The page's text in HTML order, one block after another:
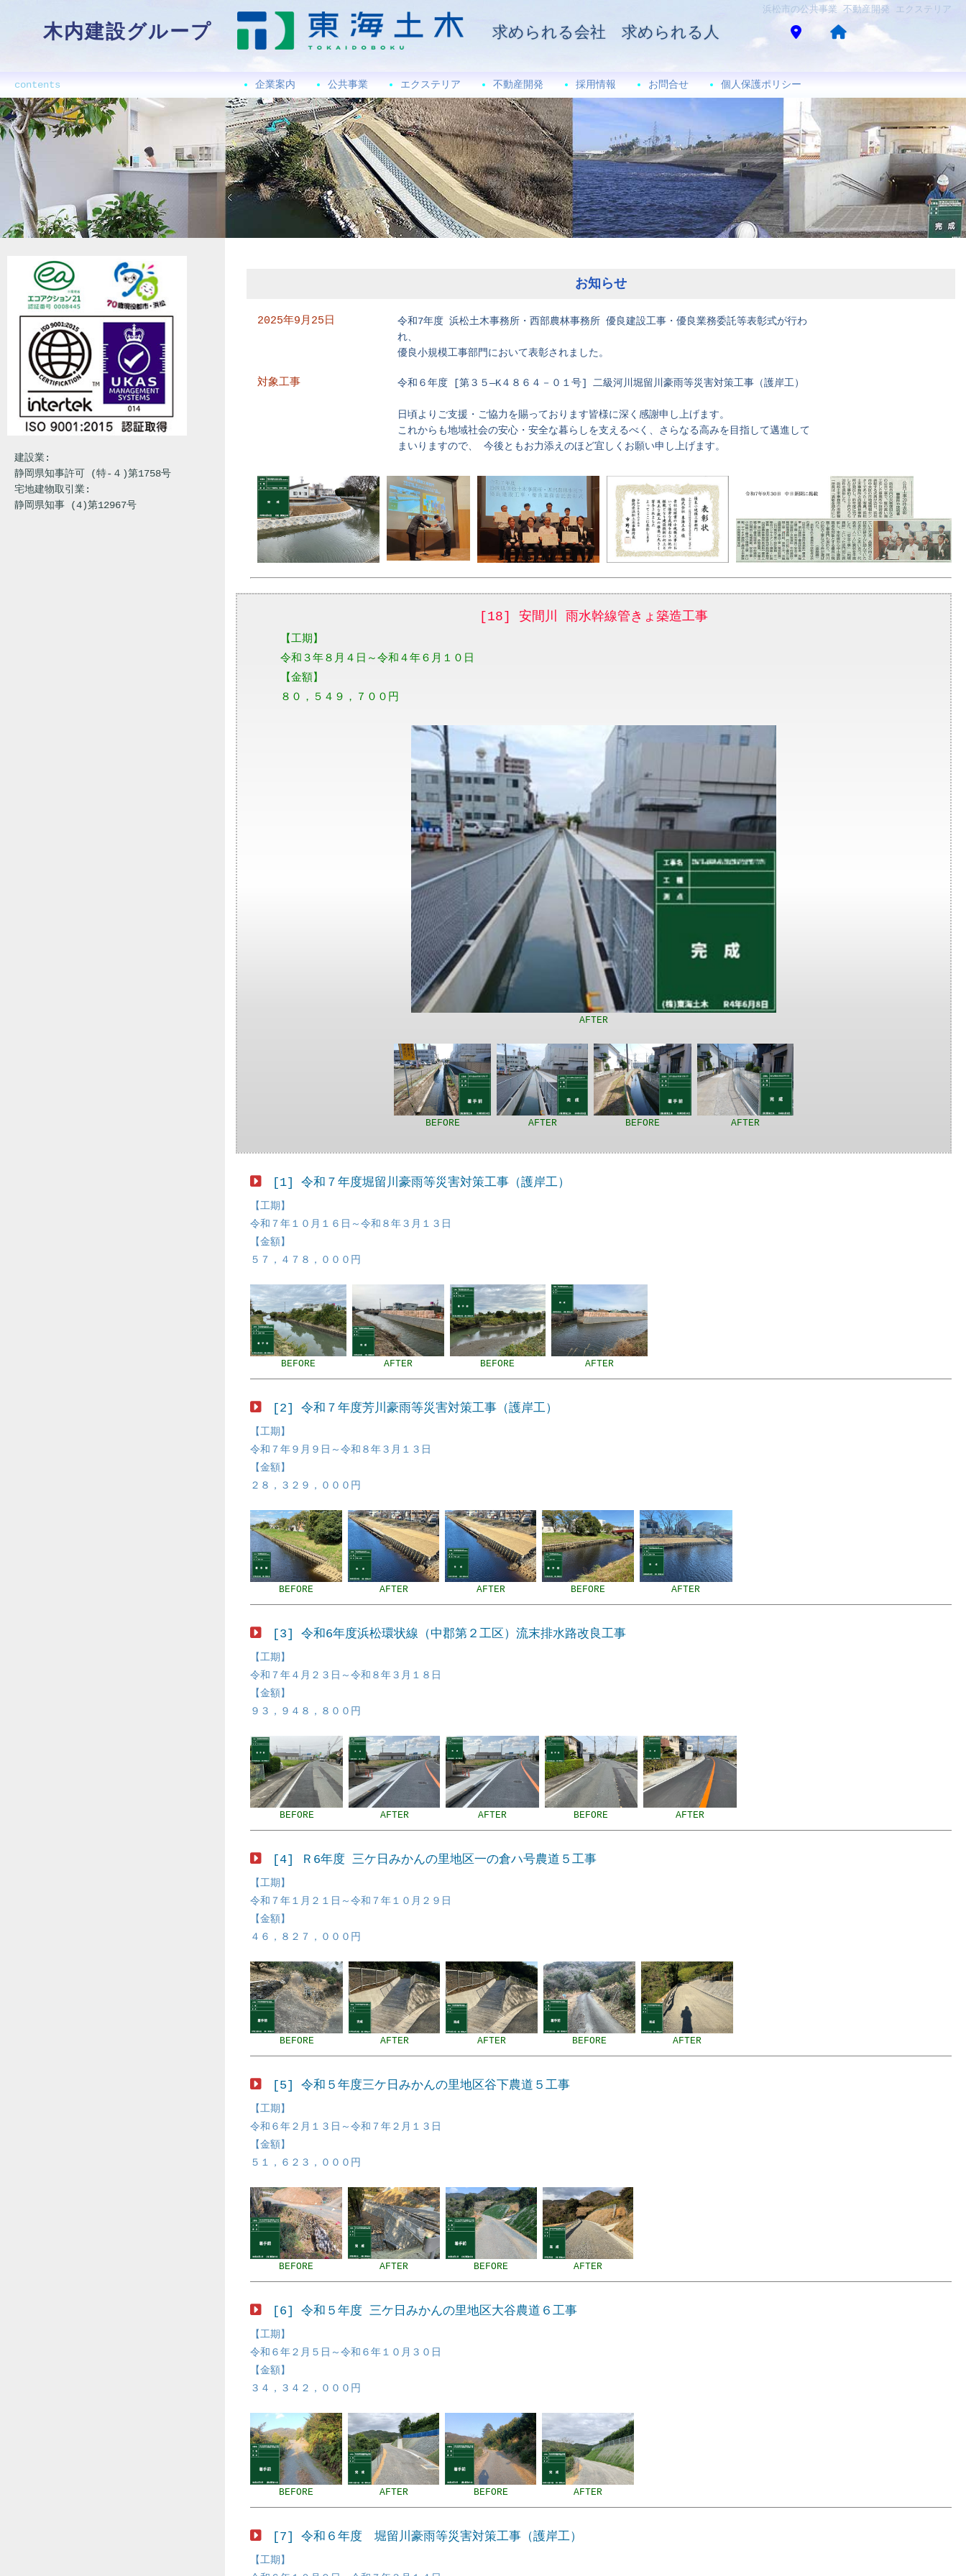
木内建設グループ 求められる会社 求められる人
浜松市の公共事業 不動産開発 エクステリア
contents 企業案内 公共事業 エクステリア 不動産開発 採用情報 お問合せ 個人保護ポリシー
建設業:
静岡県知事許可 (特-４)第1758号
宅地建物取引業:
静岡県知事 (4)第12967号
お知らせ
2025年9月25日
令和7年度 浜松土木事務所・西部農林事務所 優良建設工事・優良業務委託等表彰式が行わ
れ、
優良小規模工事部門において表彰されました。
対象工事 令和６年度 [第３５―K４８６４－０１号] 二級河川堀留川豪雨等災害対策工事（護岸工）
日頃よりご支援・ご協力を賜っております皆様に深く感謝申し上げます。
これからも地域社会の安心・安全な暮らしを支えるべく、さらなる高みを目指して邁進して
まいりますので、 今後ともお力添えのほど宜しくお願い申し上げます。
[18] 安間川 雨水幹線管きょ築造工事
【工期】
令和３年８月４日～令和４年６月１０日
【金額】
８０，５４９，７００円
AFTER
BEFORE AFTER BEFORE AFTER
[1] 令和７年度堀留川豪雨等災害対策工事（護岸工）
【工期】
令和７年１０月１６日～令和８年３月１３日
【金額】
５７，４７８，０００円
BEFORE AFTER BEFORE AFTER
[2] 令和７年度芳川豪雨等災害対策工事（護岸工）
【工期】
令和７年９月９日～令和８年３月１３日
【金額】
２８，３２９，０００円
BEFORE AFTER AFTER BEFORE AFTER
[3] 令和6年度浜松環状線（中郡第２工区）流末排水路改良工事
【工期】
令和７年４月２３日～令和８年３月１８日
【金額】
９３，９４８，８００円
BEFORE AFTER AFTER BEFORE AFTER
[4] Ｒ6年度 三ケ日みかんの里地区一の倉ハ号農道５工事
【工期】
令和７年１月２１日～令和７年１０月２９日
【金額】
４６，８２７，０００円
BEFORE AFTER AFTER BEFORE AFTER
[5] 令和５年度三ケ日みかんの里地区谷下農道５工事
【工期】
令和６年２月１３日～令和７年２月１３日
【金額】
５１，６２３，０００円
BEFORE AFTER BEFORE AFTER
[6] 令和５年度 三ケ日みかんの里地区大谷農道６工事
【工期】
令和６年２月５日～令和６年１０月３０日
【金額】
３４，３４２，０００円
BEFORE AFTER BEFORE AFTER
[7] 令和６年度 堀留川豪雨等災害対策工事（護岸工）
【工期】